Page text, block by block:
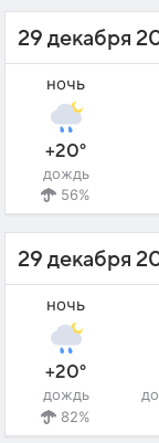
29 декабря
ночь
+20°
дождь
56%
29 декабря
ночь
+20°
дождь
82%